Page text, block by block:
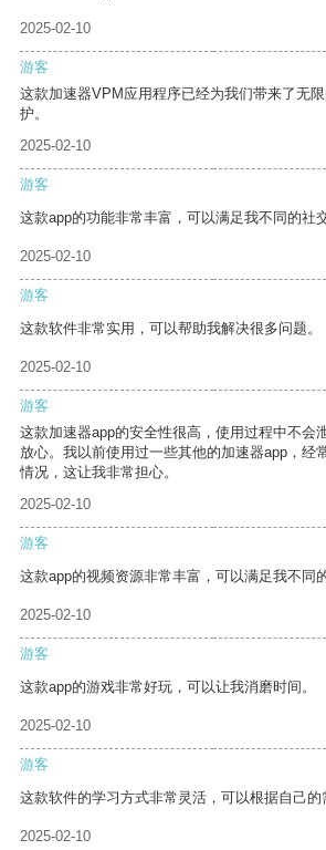
2025-02-10
游客
这款加速器VPM应用程序已经为我们带来了无
护。
2025-02-10
游客
这款app的功能非常丰富，可以满足我不同的社
2025-02-10
游客
这款软件非常实用，可以帮助我解决很多问题。
2025-02-10
游客
这款加速器app的安全性很高，使用过程中不会
放心。我以前使用过一些其他的加速器app，经
情况，这让我非常担心。
2025-02-10
游客
这款app的视频资源非常丰富，可以满足我不同
2025-02-10
游客
这款app的游戏非常好玩，可以让我消磨时间。
2025-02-10
游客
这款软件的学习方式非常灵活，可以根据自己的
2025-02-10